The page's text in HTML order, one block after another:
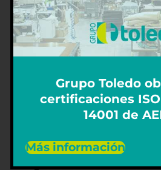
Avda. 16 de Julio, 53
Polígono de Son Castelló
07009 – Palma de Mallorca
+34 971 47 30 10
REPÚBLICA DOMINICANA
Grupo Toledo
certificaciones ISO
14001 de
Más información